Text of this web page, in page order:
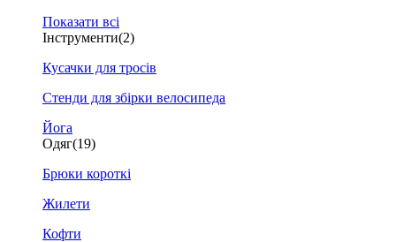
Показати всі
Інструменти(2)
Кусачки для тросів
Стенди для збірки велосипеда
Йога
Одяг(19)
Брюки короткі
Жилети
Кофти